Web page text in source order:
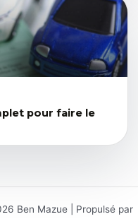
pour faire le
Ben Mazue | Propulsé par